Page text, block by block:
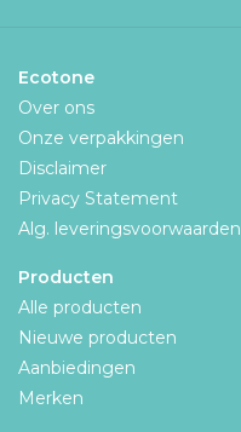
Ecotone
Over ons
Onze verpakkingen
Disclaimer
Privacy Statement
Alg. leveringsvoorwaarden
Producten
Alle producten
Nieuwe producten
Aanbiedingen
Merken